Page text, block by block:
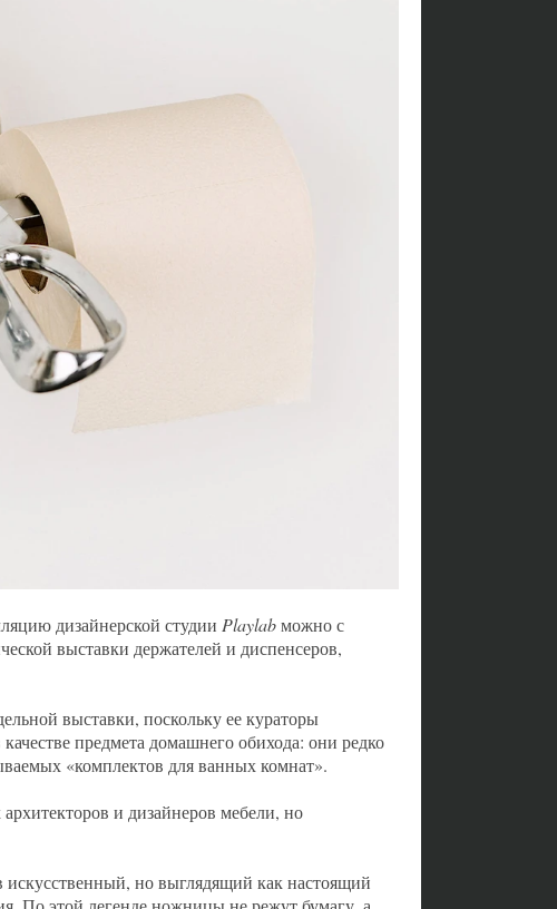
дизайнерской студии Playlabможно с
выставки держателей и диспенсеров,
выставки, поскольку ее кураторы
предмета домашнего обихода: они редко
«комплектов для ванных комнат».
и дизайнеров мебели, но
искусственный, но выглядящий как настоящий